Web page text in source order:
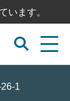
います。
1